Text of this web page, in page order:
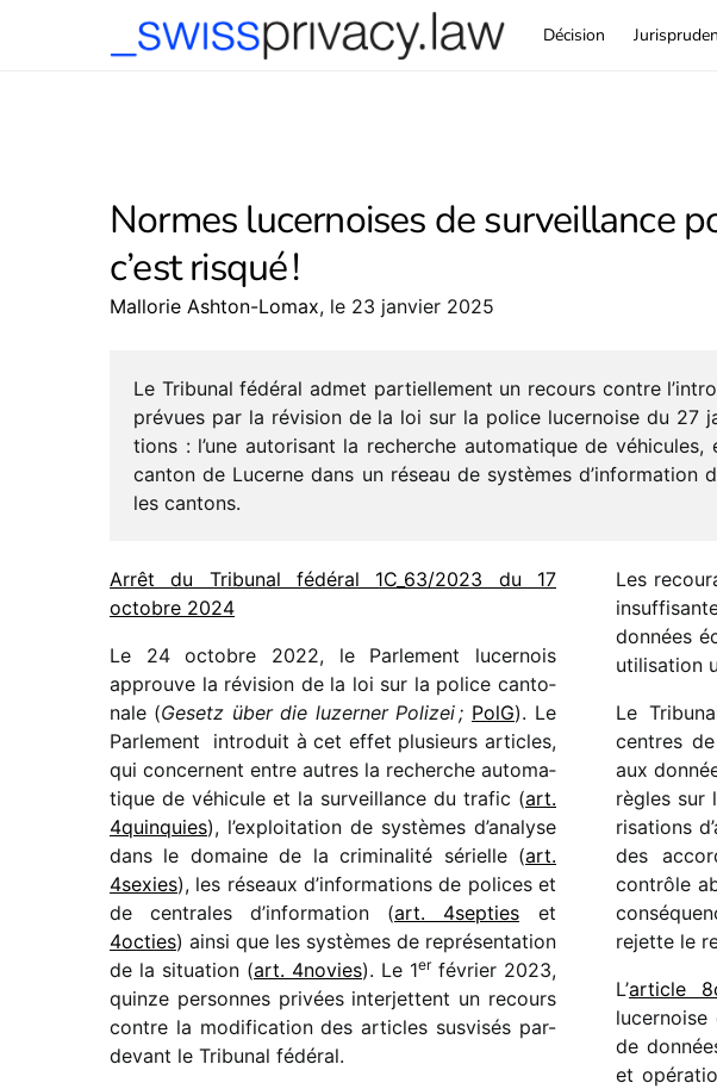
Décision
Normes lucernoises de surveillance
c’est risqué !
Mallorie Ashton-Lomax, le 23 janvier 2025
Le Tribunal fédé­ral admet partiel­le­ment un recours contre
prévues par la révi­sion de la loi sur la police lucer­noise du 27
tions : l’une auto­ri­sant la recherche auto­ma­tique de véhi­cules,
canton de Lucerne dans un réseau de systèmes
les cantons.
Arrêt du Tribunal fédé­ral 1C_​63/​2023 du 17
octobre 2024
Le 24 octobre 2022, le Parlement lucer­nois
approuve la révi­sion de la loi sur la police canto­
nale (Gesetz über die luzer­ner Polizei ; PolG). Le
Parlement intro­duit à cet effet plusieurs articles,
qui concernent entre autres la recherche auto­ma­
tique de véhi­cule et la surveillance du trafic (art.
4quinquies), l’exploitation de systèmes d’analyse
dans le domaine de la crimi­na­lité sérielle (art.
4sexies), les réseaux d’informations de polices et
de centrales d’information (art. 4septies et
4octies) ainsi que les systèmes de repré­sen­ta­tion
de la situa­tion (art. 4novies). Le 1erfévrier 2023,
quinze personnes privées inter­jettent un recours
contre la modi­fi­ca­tion des articles susvi­sés par-
devant le Tribunal fédéral.
Les
données
utili­sa­tion
Le
centres
aux
règles sur
ri­sa­tions
des
contrôle
rejette le
L’article
lucer­noise
de
et